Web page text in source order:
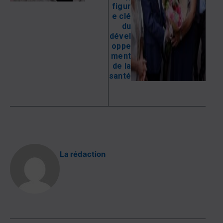
figur
e clé
du
dével
oppe
ment
de la
santé
La rédaction